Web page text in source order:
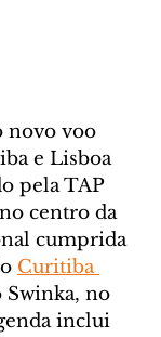
novo voo
e Lisboa
pela TAP
centro da
cumprida
Curitiba
Swinka, no
inclui